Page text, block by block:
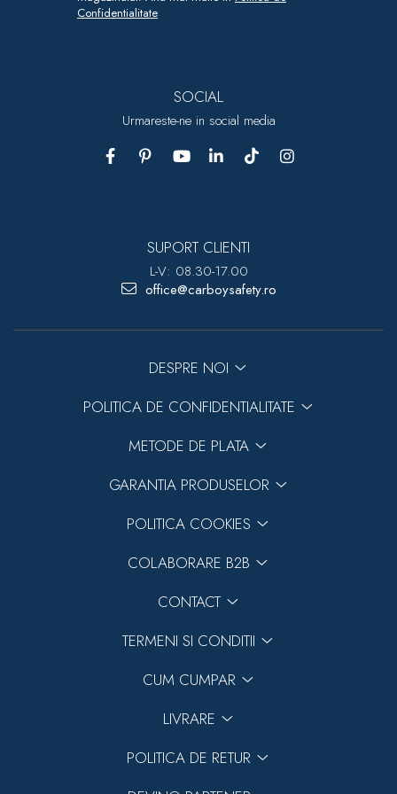
Confidentialitate
SOCIAL
Urmareste-ne in social media
SUPORT CLIENTI
L-V: 08.30-17.00
office@carboysafety.ro
DESPRE NOI
POLITICA DE CONFIDENTIALITATE
METODE DE PLATA
GARANTIA PRODUSELOR
POLITICA COOKIES
COLABORARE B2B
CONTACT
TERMENI SI CONDITII
CUM CUMPAR
LIVRARE
POLITICA DE RETUR